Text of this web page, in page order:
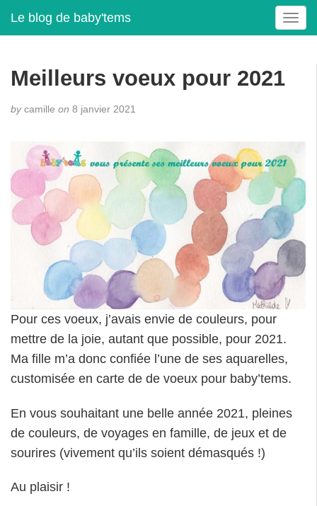
Le blog de baby'tems
T
o
v
i
g
o
Meilleurs voeux pour 2021
bycamille on 8 janvier 2021
Pour ces voeux, j’avais envie de couleurs, pour
mettre de la joie, autant que possible, pour 2021.
Ma fille m’a donc confiée l’une de ses aquarelles,
customisée en carte de de voeux pour baby’tems.
En vous souhaitant une belle année 2021, pleines
de couleurs, de voyages en famille, de jeux et de
sourires (vivement qu’ils soient démasqués !)
Au plaisir !